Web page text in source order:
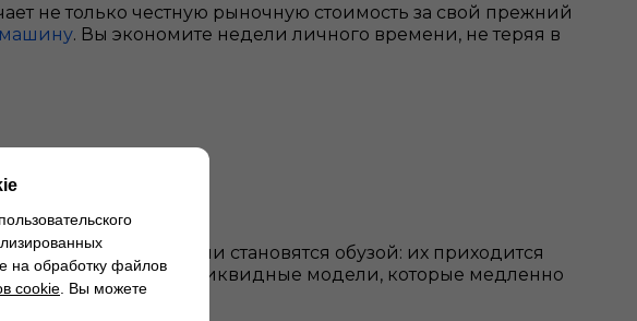
не только честную рыночную стоимость за свой прежний
машину. Вы экономите недели личного времени, не теряя в
продаже они становятся обузой: их приходится
выбирайте ликвидные модели, которые медленно
на обработку файлов
cookie . Вы можете